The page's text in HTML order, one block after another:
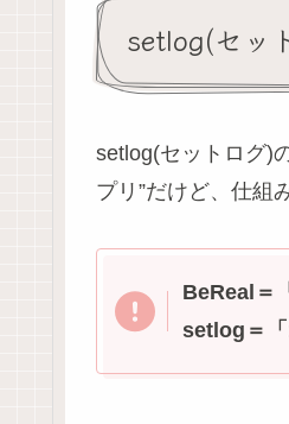
setlog(セッ
setlog(セットログ)
プリ”だけど、仕組
BeReal＝
setlog＝「